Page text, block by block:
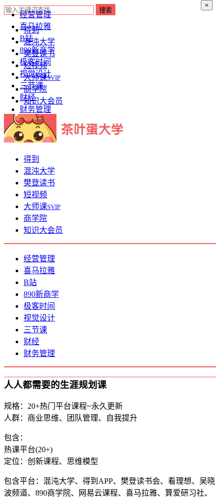
×
得到
混沌大学
樊登读书
短视频
大师课SVIP
商学院
知识大会员
得到
混沌大学
樊登读书
短视频
大师课SVIP
商学院
知识大会员
经营管理
喜马拉雅
B站
890新商学
极客时间
视觉设计
三节课
财经
财务管理
经营管理
喜马拉雅
B站
890新商学
极客时间
视觉设计
三节课
财经
财务管理
人人都需要的生涯规划课
规格：20+热门平台课程~永久更新
人群：商业思维、团队管理、自我提升
包含：
热课平台(20+)
定位：创新课程、思维模型
包含平台：混沌大学、得到APP、樊登读书会、看理想、吴晓
波频道、890商学院、网易云课程、喜马拉雅、算爱研习社、